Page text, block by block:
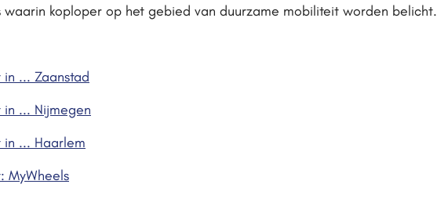
koploper op het gebied van duurzame mobiliteit worden belicht.
... Zaanstad
... Nijmegen
... Haarlem
MyWheels